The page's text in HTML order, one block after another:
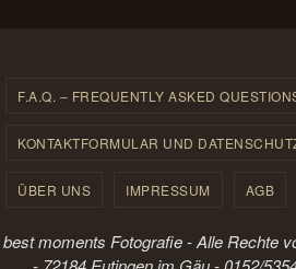
F.A.Q. – FREQUENTLY ASKED
KONTAKTFORMULAR UND
ÜBER UNS IMPRESSUM AGB
best moments Fotografie - Alle Rechte